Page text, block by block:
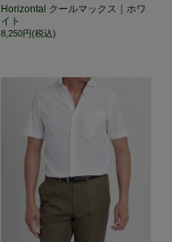
Horizontal クールマックス｜ホワ
イト
8,250円(税込)